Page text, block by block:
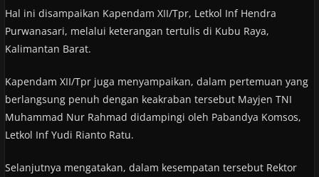
Hal ini disampaikan Kapendam XII/Tpr, Letkol Inf Hendra
Purwanasari, melalui keterangan tertulis di Kubu Raya,
Kalimantan Barat.
Kapendam XII/Tpr juga menyampaikan, dalam pertemuan yang
berlangsung penuh dengan keakraban tersebut Mayjen TNI
Muhammad Nur Rahmad didampingi oleh Pabandya Komsos,
Letkol Inf Yudi Rianto Ratu.
Selanjutnya mengatakan, dalam kesempatan tersebut Rektor